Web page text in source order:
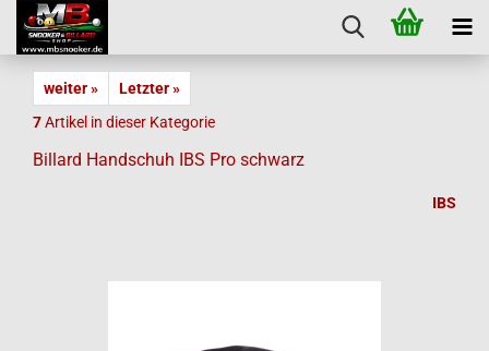
weiter »
Letzter »
7Artikel in dieser Kategorie
Billard Handschuh IBS Pro schwarz
IBS